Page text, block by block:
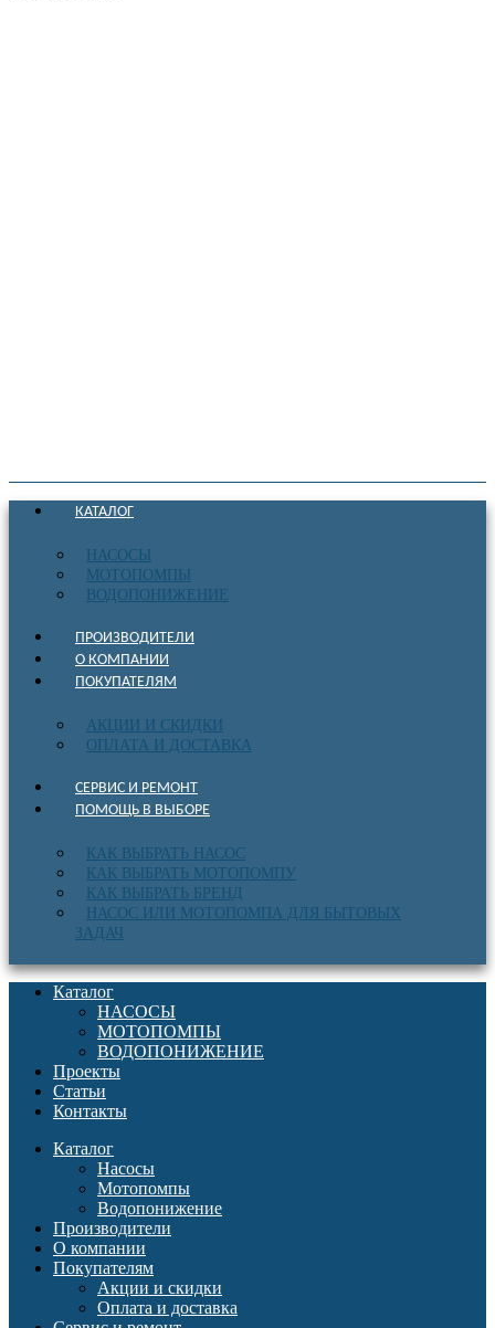
КАТАЛОГ
НАСОСЫ
МОТОПОМПЫ
ВОДОПОНИЖЕНИЕ
ПРОИЗВОДИТЕЛИ
О КОМПАНИИ
ПОКУПАТЕЛЯМ
АКЦИИ И СКИДКИ
ОПЛАТА И ДОСТАВКА
СЕРВИС И РЕМОНТ
ПОМОЩЬ В ВЫБОРЕ
КАК ВЫБРАТЬ НАСОС
КАК ВЫБРАТЬ МОТОПОМПУ
КАК ВЫБРАТЬ БРЕНД
НАСОС ИЛИ МОТОПОМПА ДЛЯ БЫТОВЫХ
ЗАДАЧ
Каталог
НАСОСЫ
МОТОПОМПЫ
ВОДОПОНИЖЕНИЕ
Проекты
Статьи
Контакты
Каталог
Насосы
Мотопомпы
Водопонижение
Производители
О компании
Покупателям
Акции и скидки
Оплата и доставка